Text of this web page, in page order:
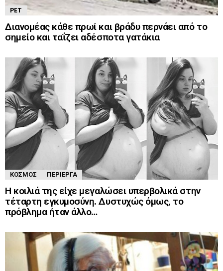
PET
Διανομέας κάθε πρωί και βράδυ περνάει από το
σημείο και ταΐζει αδέσποτα γατάκια
ΚΌΣΜΟΣ ΠΕΡΊΕΡΓΑ
Η κοιλιά της είχε μεγαλώσει υπερβολικά στην
τέταρτη εγκυμοσύνη. Δυστυχώς όμως, το
πρόβλημα ήταν άλλο…